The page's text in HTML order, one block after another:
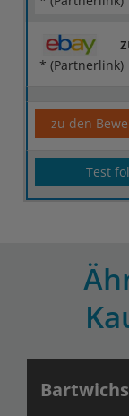
* (Partnerlink)
zu den
Test